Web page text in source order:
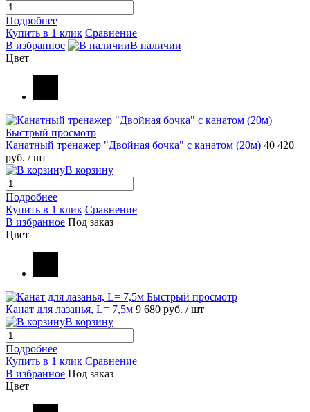
Подробнее
Купить в 1 клик Сравнение
В избранное
В наличии
Цвет
Быстрый просмотр
Канатный тренажер "Двойная бочка" с канатом (20м) 40 420
руб. / шт
В корзину
Подробнее
Купить в 1 клик Сравнение
В избранное Под заказ
Цвет
Быстрый просмотр
Канат для лазанья, L= 7,5м 9 680 руб. / шт
В корзину
Подробнее
Купить в 1 клик Сравнение
В избранное Под заказ
Цвет